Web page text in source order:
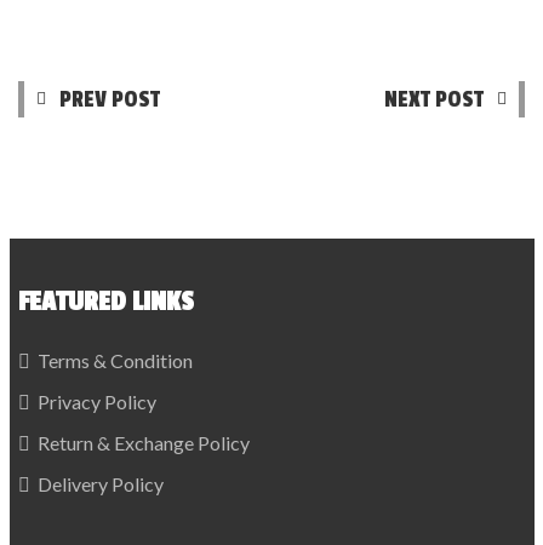
PREV POST NEXT POST
FEATURED LINKS
Terms & Condition
Privacy Policy
Return & Exchange Policy
Delivery Policy